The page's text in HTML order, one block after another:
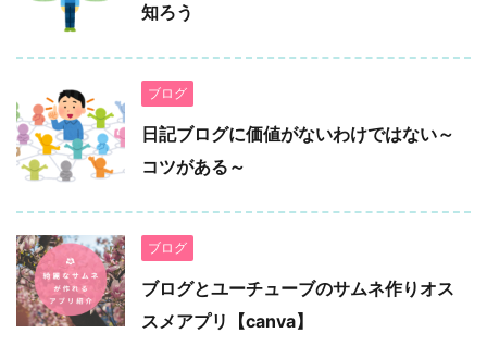
知ろう
ブログ
日記ブログに価値がないわけではない～
コツがある～
ブログ
ブログとユーチューブのサムネ作りオス
スメアプリ【canva】